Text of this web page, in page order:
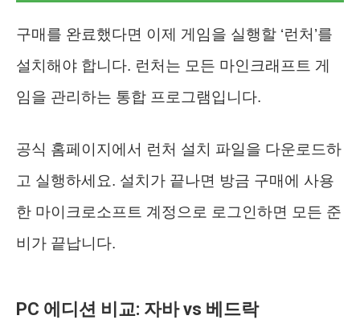
구매를 완료했다면 이제 게임을 실행할 ‘런처’를
설치해야 합니다. 런처는 모든 마인크래프트 게
임을 관리하는 통합 프로그램입니다.
공식 홈페이지에서 런처 설치 파일을 다운로드하
고 실행하세요. 설치가 끝나면 방금 구매에 사용
한 마이크로소프트 계정으로 로그인하면 모든 준
비가 끝납니다.
PC 에디션 비교: 자바 vs 베드락